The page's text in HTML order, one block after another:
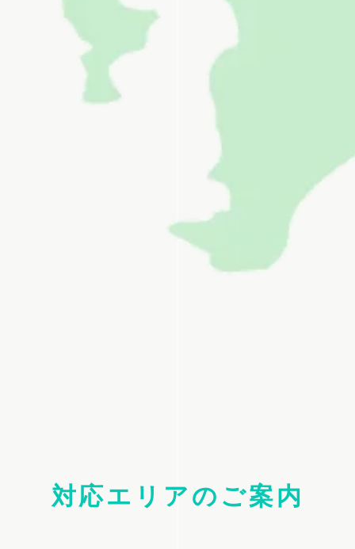
対応エリアのご案内